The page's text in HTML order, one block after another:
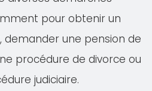
pour obtenir un
demander une pension de
procédure de divorce ou
judiciaire.